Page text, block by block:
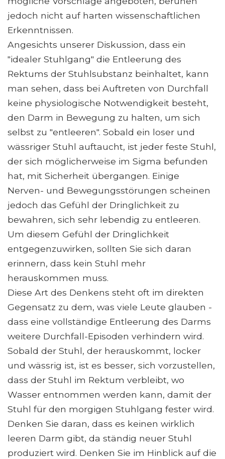
jedoch nicht auf harten wissenschaftlichen
Erkenntnissen.
Angesichts unserer Diskussion, dass ein
"idealer Stuhlgang" die Entleerung des
Rektums der Stuhlsubstanz beinhaltet, kann
man sehen, dass bei Auftreten von Durchfall
keine physiologische Notwendigkeit besteht,
den Darm in Bewegung zu halten, um sich
selbst zu "entleeren". Sobald ein loser und
wässriger Stuhl auftaucht, ist jeder feste Stuhl,
der sich möglicherweise im Sigma befunden
hat, mit Sicherheit übergangen. Einige
Nerven- und Bewegungsstörungen scheinen
jedoch das Gefühl der Dringlichkeit zu
bewahren, sich sehr lebendig zu entleeren.
Um diesem Gefühl der Dringlichkeit
entgegenzuwirken, sollten Sie sich daran
erinnern, dass kein Stuhl mehr
herauskommen muss.
Diese Art des Denkens steht oft im direkten
Gegensatz zu dem, was viele Leute glauben -
dass eine vollständige Entleerung des Darms
weitere Durchfall-Episoden verhindern wird.
Sobald der Stuhl, der herauskommt, locker
und wässrig ist, ist es besser, sich vorzustellen,
dass der Stuhl im Rektum verbleibt, wo
Wasser entnommen werden kann, damit der
Stuhl für den morgigen Stuhlgang fester wird.
Denken Sie daran, dass es keinen wirklich
leeren Darm gibt, da ständig neuer Stuhl
produziert wird. Denken Sie im Hinblick auf die